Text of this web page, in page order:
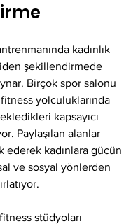
kadınlık
şekillendirmede
Birçok spor salonu
fitness yolculuklarında
kapsayıcı
Paylaşılan alanlar
ederek kadınlara gücün
ve sosyal yönlerden
stüdyoları